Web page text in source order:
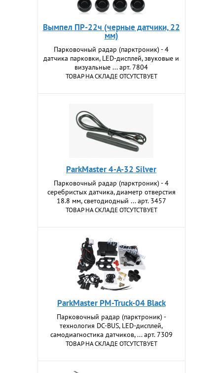
Вымпел ПР-22ч (черные датчики, 22
мм)
Парковочный радар (парктроник) - 4
датчика парковки, LED-дисплей, звуковые и
визуальные ... арт. 7804
ТОВАР НА СКЛАДЕ ОТСУТСТВУЕТ
ParkMaster 4-A-32 Silver
Парковочный радар (парктроник) - 4
серебристых датчика, диаметр отверстия
18.8 мм, светодиодный ... арт. 3457
ТОВАР НА СКЛАДЕ ОТСУТСТВУЕТ
ParkMaster PM-Truck-04 Black
Парковочный радар (парктроник) -
технология DC-BUS, LED-дисплей,
самодиагностика датчиков, ... арт. 7309
ТОВАР НА СКЛАДЕ ОТСУТСТВУЕТ